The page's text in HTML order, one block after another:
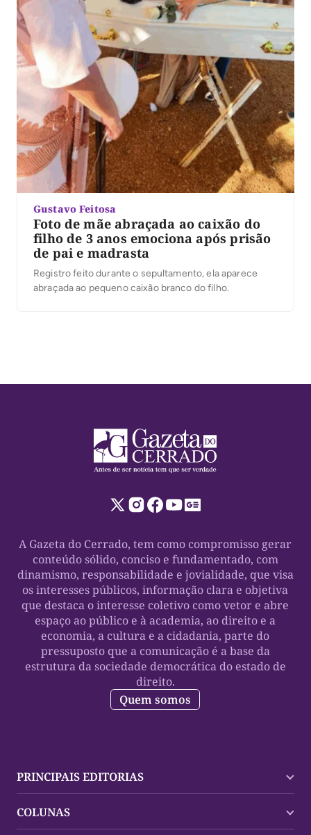
Gustavo Feitosa
Foto de mãe abraçada ao caixão do
filho de 3 anos emociona após prisão
de pai e madrasta
Registro feito durante o sepultamento, ela aparece
abraçada ao pequeno caixão branco do filho.
A Gazeta do Cerrado, tem como compromisso gerar
conteúdo sólido, conciso e fundamentado, com
dinamismo, responsabilidade e jovialidade, que visa
os interesses públicos, informação clara e objetiva
que destaca o interesse coletivo como vetor e abre
espaço ao público e à academia, ao direito e a
economia, a cultura e a cidadania, parte do
pressuposto que a comunicação é a base da
estrutura da sociedade democrática do estado de
direito.
Quem somos
PRINCIPAIS EDITORIAS
Palmas
COLUNAS